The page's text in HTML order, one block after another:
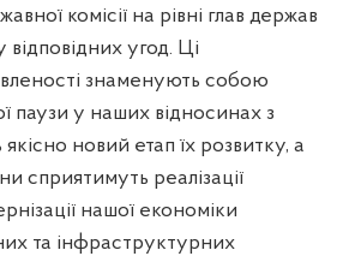
комісії на рівні глав держав
відповідних угод. Ці
знаменують собою
паузи у наших відносинах з
новий етап їх розвитку, а
сприятимуть реалізації
нашої економіки
та інфраструктурних